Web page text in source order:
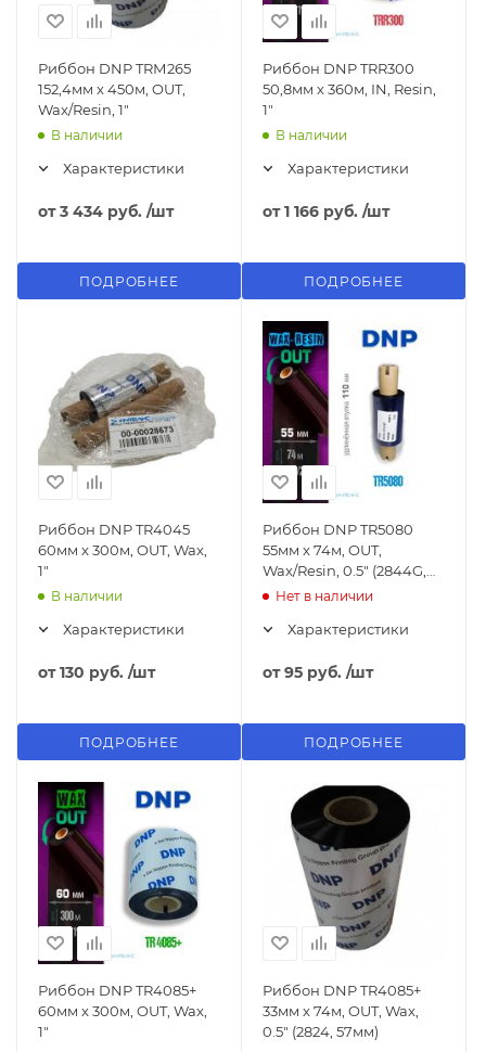
Риббон DNP TRМ265
152,4мм x 450м, OUT,
Wax/Resin, 1"
В наличии
Характеристики
от3 434 руб. /шт
ПОДРОБНЕЕ
Риббон DNP TRR300
50,8мм х 360м, IN, Resin,
1"
В наличии
Характеристики
от1 166 руб. /шт
ПОДРОБНЕЕ
Риббон DNP TR4045
60мм x 300м, OUT, Wax,
1"
В наличии
Характеристики
от130 руб. /шт
ПОДРОБНЕЕ
Риббон DNP TR5080
55мм x 74м, OUT,
Wax/Resin, 0.5" (2844G,
110мм)
Нет в наличии
Характеристики
от95 руб. /шт
ПОДРОБНЕЕ
Риббон DNP TR4085+
60мм x 300м, OUT, Wax,
1"
Риббон DNP TR4085+
33мм x 74м, OUT, Wax,
0.5" (2824, 57мм)